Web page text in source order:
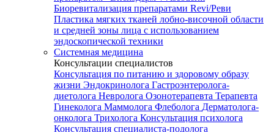
Биоревитализация препаратами Revi/Реви
Пластика мягких тканей лобно-височной области
и средней зоны лица с использованием
эндоскопической техники
Системная медицина
Консультации специалистов
Консультация по питанию и здоровому образу
жизни Эндокринолога Гастроэнтеролога-
диетолога Невролога Озонотерапевта Терапевта
Гинеколога Маммолога Флеболога Дерматолога-
онколога Трихолога Консультация психолога
Консультация специалиста-подолога